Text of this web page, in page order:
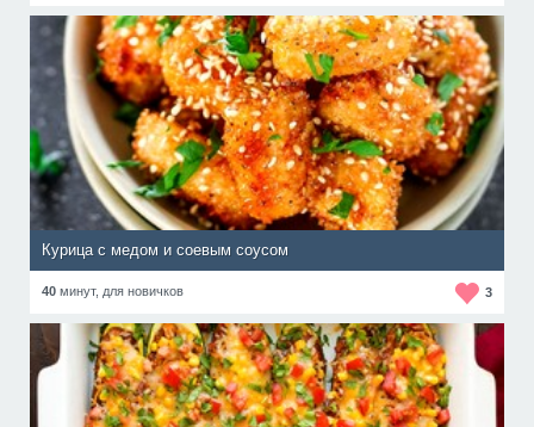
Курица с медом и соевым соусом
40 минут, для новичков 3